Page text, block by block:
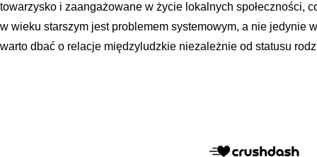
towarzysko i zaangażowane w życie lokalnych społeczności,
w wieku starszym jest problemem systemowym, a nie jedynie
warto dbać o relacje międzyludzkie niezależnie od statusu